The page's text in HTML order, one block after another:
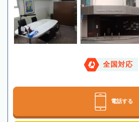
全国対応
電話する